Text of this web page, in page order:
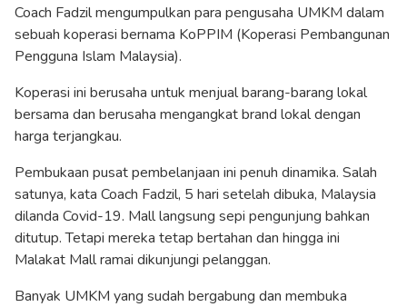
Coach Fadzil mengumpulkan para pengusaha UMKM dalam
sebuah koperasi bernama KoPPIM (Koperasi Pembangunan
Pengguna Islam Malaysia).
Koperasi ini berusaha untuk menjual barang-barang lokal
bersama dan berusaha mengangkat brand lokal dengan
harga terjangkau.
Pembukaan pusat pembelanjaan ini penuh dinamika. Salah
satunya, kata Coach Fadzil, 5 hari setelah dibuka, Malaysia
dilanda Covid-19. Mall langsung sepi pengunjung bahkan
ditutup. Tetapi mereka tetap bertahan dan hingga ini
Malakat Mall ramai dikunjungi pelanggan.
Banyak UMKM yang sudah bergabung dan membuka